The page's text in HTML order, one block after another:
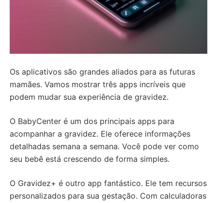
Os aplicativos são grandes aliados para as futuras
mamães. Vamos mostrar três apps incríveis que
podem mudar sua experiência de gravidez.
O BabyCenter é um dos principais apps para
acompanhar a gravidez. Ele oferece informações
detalhadas semana a semana. Você pode ver como
seu bebê está crescendo de forma simples.
O Gravidez+ é outro app fantástico. Ele tem recursos
personalizados para sua gestação. Com calculadoras